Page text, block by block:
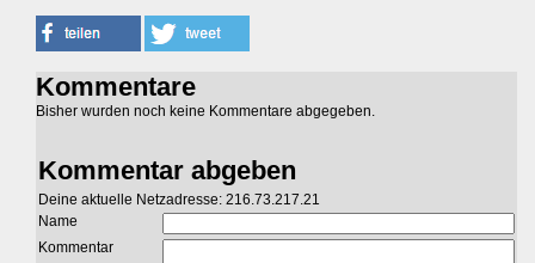
Kommentare
Bisher wurden noch keine Kommentare abgegeben.
Kommentar abgeben
Deine aktuelle Netzadresse: 216.73.217.21
Name
Kommentar